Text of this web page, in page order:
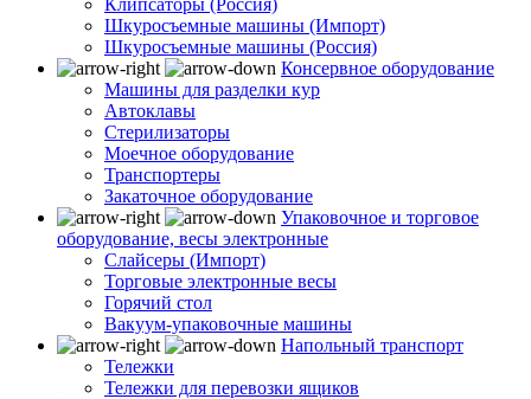
Шкуросъемные машины (Импорт)
Шкуросъемные машины (Россия)
Консервное оборудование
Машины для разделки кур
Автоклавы
Стерилизаторы
Моечное оборудование
Транспортеры
Закаточное оборудование
Упаковочное и торговое
оборудование, весы электронные
Слайсеры (Импорт)
Торговые электронные весы
Горячий стол
Вакуум-упаковочные машины
Напольный транспорт
Тележки
Тележки для перевозки ящиков